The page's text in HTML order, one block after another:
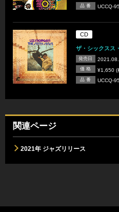
品 番 UCCQ-
CD
ザ・シックスス
発売日
価 格 ¥1,650 (
品 番 UCCQ-
関連ページ
2021年 ジャズリリース